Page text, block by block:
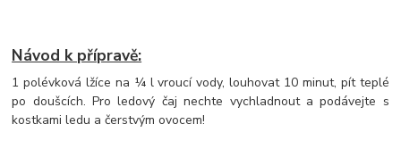
Návod k přípravě:
1 polévková lžíce na ¼ l vroucí vody, louhovat 10 minut, pít teplé
po doušcích. Pro ledový čaj nechte vychladnout a podávejte s
kostkami ledu a čerstvým ovocem!